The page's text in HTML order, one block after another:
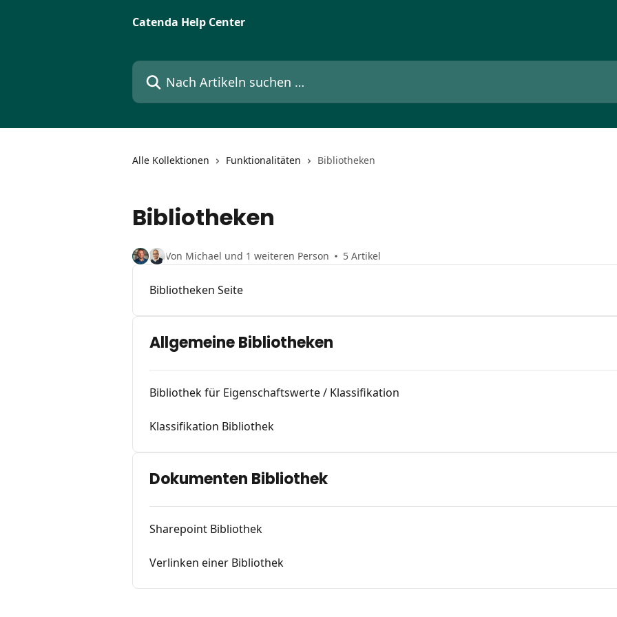
Catenda Help Center
Nach Artikeln suchen …
Alle Kollektionen Funktionalitäten Bibliotheken
Bibliotheken
Von Michael und 1 weiteren Person 5 Artikel
Bibliotheken Seite
Allgemeine Bibliotheken
Bibliothek für Eigenschaftswerte / Klassifikation
Klassifikation Bibliothek
Dokumenten Bibliothek
Sharepoint Bibliothek
Verlinken einer Bibliothek